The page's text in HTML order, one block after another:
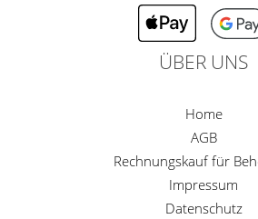
ÜBER UNS
Home
AGB
Rechnungskauf für
Impressum
Datenschutz